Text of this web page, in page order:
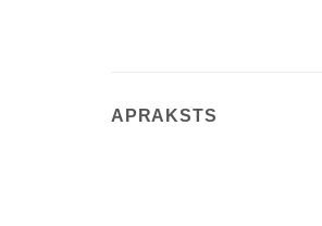
APRAKSTS